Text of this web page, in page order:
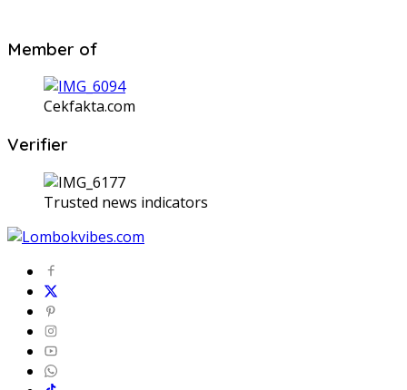
Member of
Cekfakta.com
Verifier
Trusted news indicators